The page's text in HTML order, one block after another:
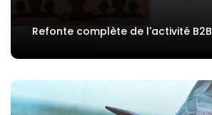
Refonte complète de l'activité B2B